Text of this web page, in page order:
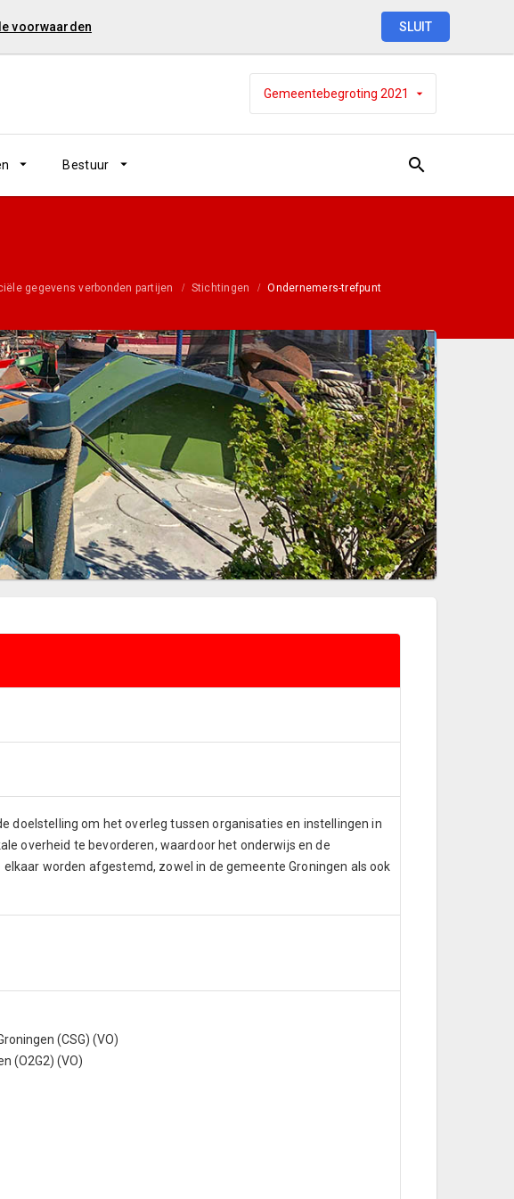
Gemeentebegroting 2021
Bestuur
gegevens verbonden partijen Stichtingen Ondernemers-trefpunt
doelstelling om het overleg tussen organisaties en instellingen in
overheid te bevorderen, waardoor het onderwijs en de
worden afgestemd, zowel in de gemeente Groningen als ook
(CSG) (VO)
(O2G2) (VO)
voorwaarden SLUIT